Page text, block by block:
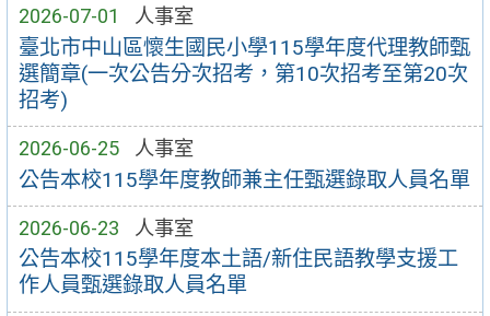
2026-07-01 人事室
臺北市中山區懷生國民小學115學年度代理教師甄
選簡章(一次公告分次招考，第10次招考至第20次
招考)
2026-06-25 人事室
公告本校115學年度教師兼主任甄選錄取人員名單
2026-06-23 人事室
公告本校115學年度本土語/新住民語教學支援工
作人員甄選錄取人員名單